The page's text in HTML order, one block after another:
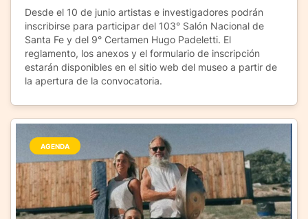
Desde el 10 de junio artistas e investigadores podrán
inscribirse para participar del 103° Salón Nacional de
Santa Fe y del 9° Certamen Hugo Padeletti. El
reglamento, los anexos y el formulario de inscripción
estarán disponibles en el sitio web del museo a partir de
la apertura de la convocatoria.
AGENDA